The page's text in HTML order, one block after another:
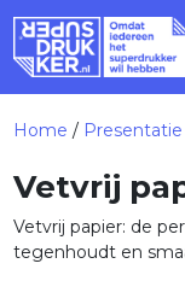
Home / Presentatie
Vetvrij
Vetvrij papier: de
tegenhoudt en